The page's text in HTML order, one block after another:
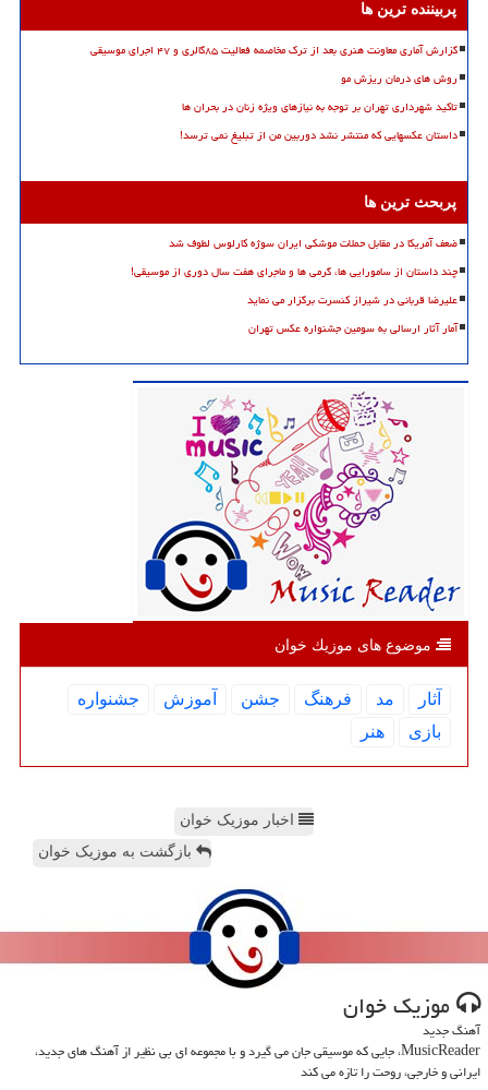
پربیننده ترین ها
گزارش آماری معاونت هنری بعد از ترک مخاصمه فعالیت ۸۵گالری و ۴۷ اجرای موسیقی
روش های درمان ریزش مو
تاکید شهرداری تهران بر توجه به نیازهای ویژه زنان در بحران ها
داستان عکسهایی که منتشر نشد دوربین من از تبلیغ نمی ترسد!
پربحث ترین ها
ضعف آمریکا در مقابل حملات موشکی ایران سوژه کارلوس لطوف شد
چند داستان از سامورایی ها، گرمی ها و ماجرای هفت سال دوری از موسیقی!
علیرضا قربانی در شیراز کنسرت برگزار می نماید
آمار آثار ارسالی به سومین جشنواره عکس تهران
موضوع های موزیك خوان
آثار مد فرهنگ جشن آموزش
جشنواره
بازی
هنر
اخبار موزیک خوان
بازگشت به موزیک خوان
موزیك خوان
آهنگ جدید
MusicReader، جایی که موسیقی جان می گیرد و با مجموعه ای بی نظیر از آهنگ های جدید،
ایرانی و خارجی، روحت را تازه می کند